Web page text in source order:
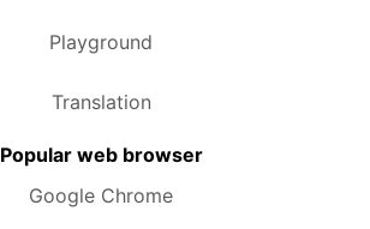
Playground
Translation
Popular web browser
Google Chrome